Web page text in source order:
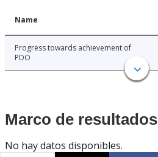
Name
Progress towards achievement of
PDO
Marco de resultados
No hay datos disponibles.